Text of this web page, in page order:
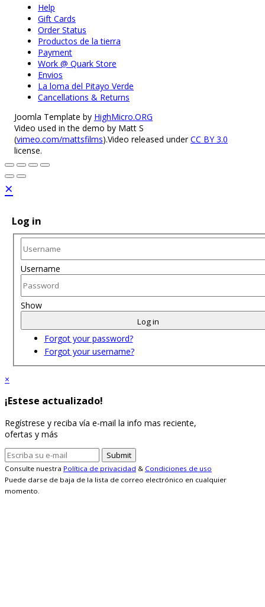
Help
Gift Cards
Order Status
Productos de la tierra
Payment
Work @ Quark Store
Envios
La loma del Pitayo Verde
Cancellations & Returns
Joomla Template by HighMicro.ORG
Video used in the demo by Matt S
(vimeo.com/mattsfilms).Video released underCC BY 3.0
license.
×
Log in
Username
Show
Log in
Forgot your password?
Forgot your username?
×
¡Estese actualizado!
Regístrese y reciba vía e-mail la info mas reciente,
ofertas y más
Consulte nuestra Política de privacidad & Condiciones de uso
Puede darse de baja de la lista de correo electrónico en cualquier
momento.